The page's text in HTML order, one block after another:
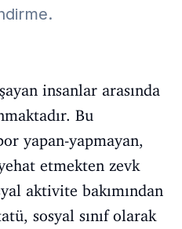
insanlar arasında
Bu
yapan-yapmayan,
etmekten zevk
aktivite bakımından
sosyal sınıf olarak